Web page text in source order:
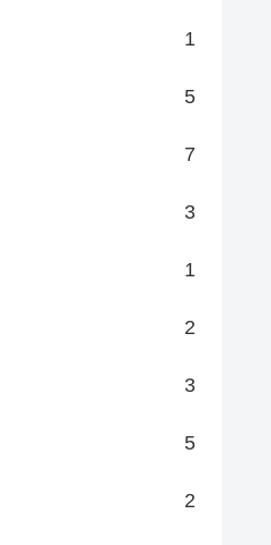
1
5
7
3
1
2
3
5
2